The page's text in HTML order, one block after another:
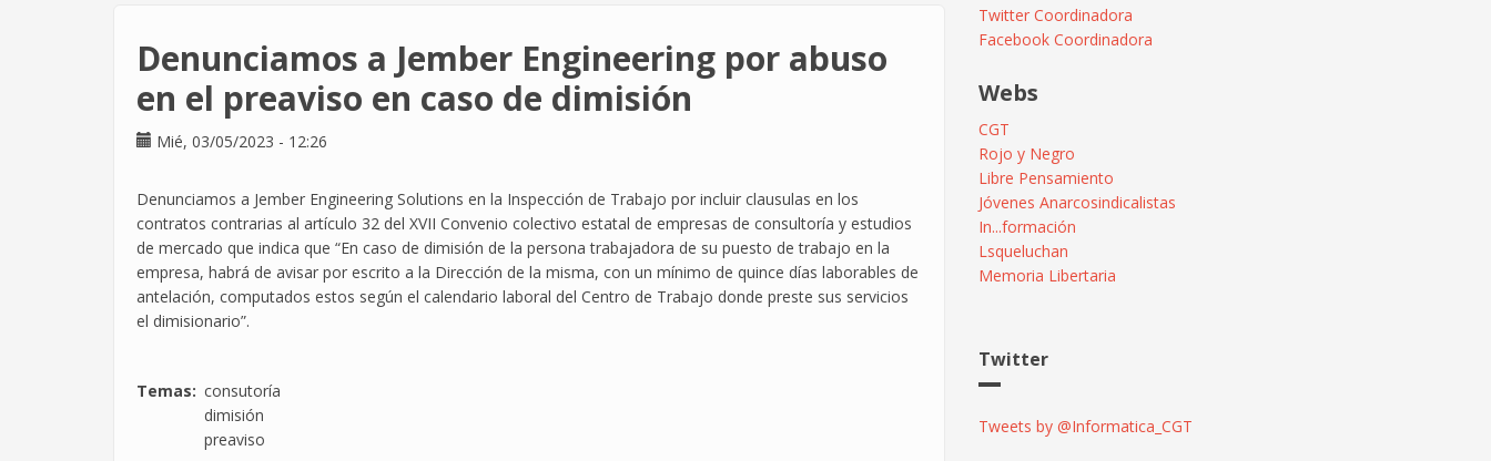
en
de
principales
del
sector
TIC
en
España
Denunciamos a Jember Engineering por abuso
en el preaviso en caso de dimisión
Mié, 03/05/2023 - 12:26
Denunciamos a Jember Engineering Solutions en la Inspección de Trabajo por incluir clausulas en los
contratos contrarias al artículo 32 del XVII Convenio colectivo estatal de empresas de consultoría y estudios
de mercado que indica que “En caso de dimisión de la persona trabajadora de su puesto de trabajo en la
empresa, habrá de avisar por escrito a la Dirección de la misma, con un mínimo de quince días laborables de
antelación, computados estos según el calendario laboral del Centro de Trabajo donde preste sus servicios
el dimisionario”.
Temas
consutoría
dimisión
preaviso
Twitter Coordinadora
Facebook Coordinadora
Webs
CGT
Rojo y Negro
Libre Pensamiento
Jóvenes Anarcosindicalistas
In...formación
Lsqueluchan
Memoria Libertaria
Twitter
Tweets by @Informatica_CGT